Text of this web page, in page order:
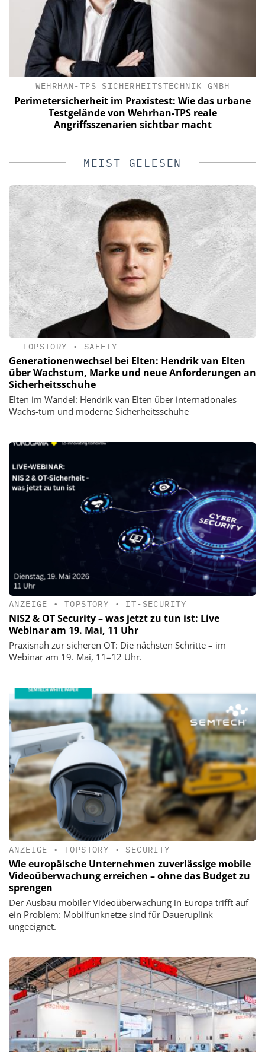
WEHRHAN-TPS SICHERHEITSTECHNIK GMBH
Perimetersicherheit im Praxistest: Wie das urbane
Testgelände von Wehrhan-TPS reale
Angriffsszenarien sichtbar macht
MEIST GELESEN
TOPSTORY • SAFETY
Generationenwechsel bei Elten: Hendrik van Elten
über Wachstum, Marke und neue Anforderungen an
Sicherheitsschuhe
Elten im Wandel: Hendrik van Elten über internationales
Wachs-tum und moderne Sicherheitsschuhe
ANZEIGE •TOPSTORY • IT-SECURITY
NIS2 & OT Security – was jetzt zu tun ist: Live
Webinar am 19. Mai, 11 Uhr
Praxisnah zur sicheren OT: Die nächsten Schritte – im
Webinar am 19. Mai, 11–12 Uhr.
ANZEIGE •TOPSTORY • SECURITY
Wie europäische Unternehmen zuverlässige mobile
Videoüberwachung erreichen – ohne das Budget zu
sprengen
Der Ausbau mobiler Videoüberwachung in Europa trifft auf
ein Problem: Mobilfunknetze sind für Daueruplink
ungeeignet.